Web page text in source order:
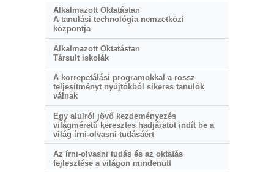
Alkalmazott Oktatástan
A tanulási technológia nemzetközi
központja
Alkalmazott Oktatástan
Társult iskolák
A korrepetálási programokkal a rossz
teljesítményt nyújtókból sikeres tanulók
válnak
Egy alulról jövő kezdeményezés
világméretű keresztes hadjáratot indít be a
világ írni-olvasni tudásáért
Az írni-olvasni tudás és az oktatás
fejlesztése a világon mindenütt